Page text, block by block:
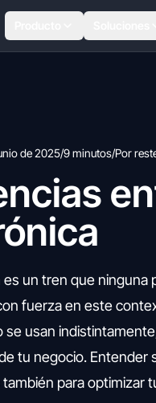
de 2025/9 minutos/Por
es un tren que
fuerza en este
se usan
tu negocio. Entender
para optimizar